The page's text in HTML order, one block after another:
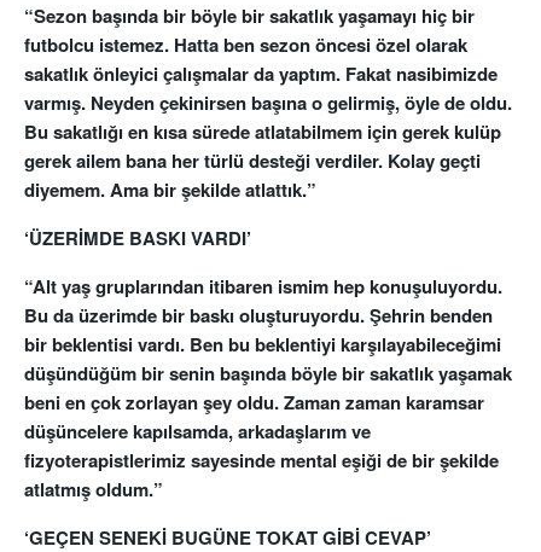
“Sezon başında bir böyle bir sakatlık yaşamayı hiç bir
futbolcu istemez. Hatta ben sezon öncesi özel olarak
sakatlık önleyici çalışmalar da yaptım. Fakat nasibimizde
varmış. Neyden çekinirsen başına o gelirmiş, öyle de oldu.
Bu sakatlığı en kısa sürede atlatabilmem için gerek kulüp
gerek ailem bana her türlü desteği verdiler. Kolay geçti
diyemem. Ama bir şekilde atlattık.”
‘ÜZERİMDE BASKI VARDI’
“Alt yaş gruplarından itibaren ismim hep konuşuluyordu.
Bu da üzerimde bir baskı oluşturuyordu. Şehrin benden
bir beklentisi vardı. Ben bu beklentiyi karşılayabileceğimi
düşündüğüm bir senin başında böyle bir sakatlık yaşamak
beni en çok zorlayan şey oldu. Zaman zaman karamsar
düşüncelere kapılsamda, arkadaşlarım ve
fizyoterapistlerimiz sayesinde mental eşiği de bir şekilde
atlatmış oldum.”
‘GEÇEN SENEKİ BUGÜNE TOKAT GİBİ CEVAP’